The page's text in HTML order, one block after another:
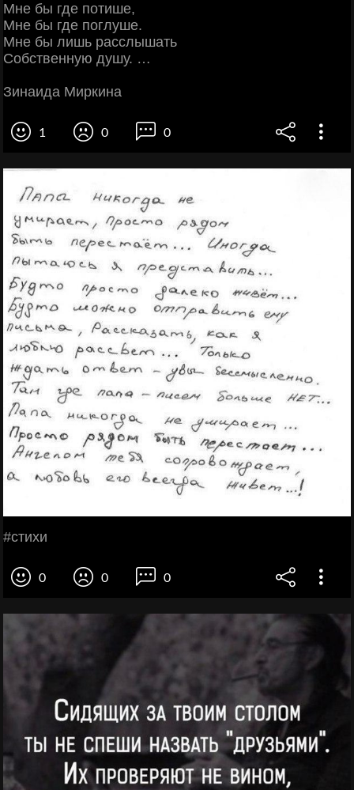
Мне бы где потише,
Мне бы где поглуше.
Мне бы лишь расслышать
Собственную душу. …
Зинаида Миркина
1 0 0
#стихи
0 0 0